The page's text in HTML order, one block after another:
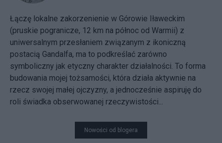
Łączę lokalne zakorzenienie w Górowie Iławeckim
(pruskie pogranicze, 12 km na północ od Warmii) z
uniwersalnym przesłaniem związanym z ikoniczną
postacią Gandalfa, ma to podkreślać zarówno
symboliczny jak etyczny charakter działalności. To forma
budowania mojej tożsamości, która działa aktywnie na
rzecz swojej małej ojczyzny, a jednocześnie aspiruję do
roli świadka obserwowanej rzeczywistości...
Nowości od blogera